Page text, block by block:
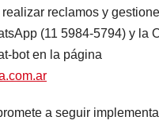
reclamos y
(11 5984-5794) y la
bot en la página
a seguir